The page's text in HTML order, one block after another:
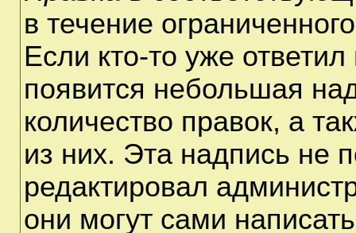
в течение
Если кто-то уже
появится небольшая
количество правок, а
из них. Эта надпись не
редактировал
они могут сами